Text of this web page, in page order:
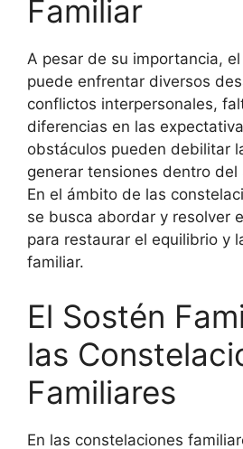
Familiar
A pesar de su importancia,
puede enfrentar diversos
conflictos interpersonales,
diferencias en las
obstáculos pueden debilitar
generar tensiones dentro del
En el ámbito de las
se busca abordar y resolver
para restaurar el equilibrio y
familiar.
El Sostén
las
Familiares
En las constelaciones